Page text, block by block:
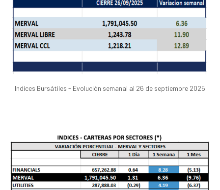
Indices Bursátiles - Evolución semanal al 26 de septiembre 2025